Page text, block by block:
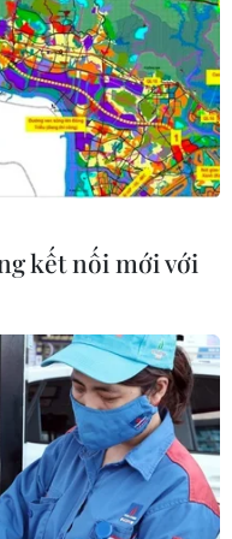
lập
29,7
có
30/30
kết nối mới với